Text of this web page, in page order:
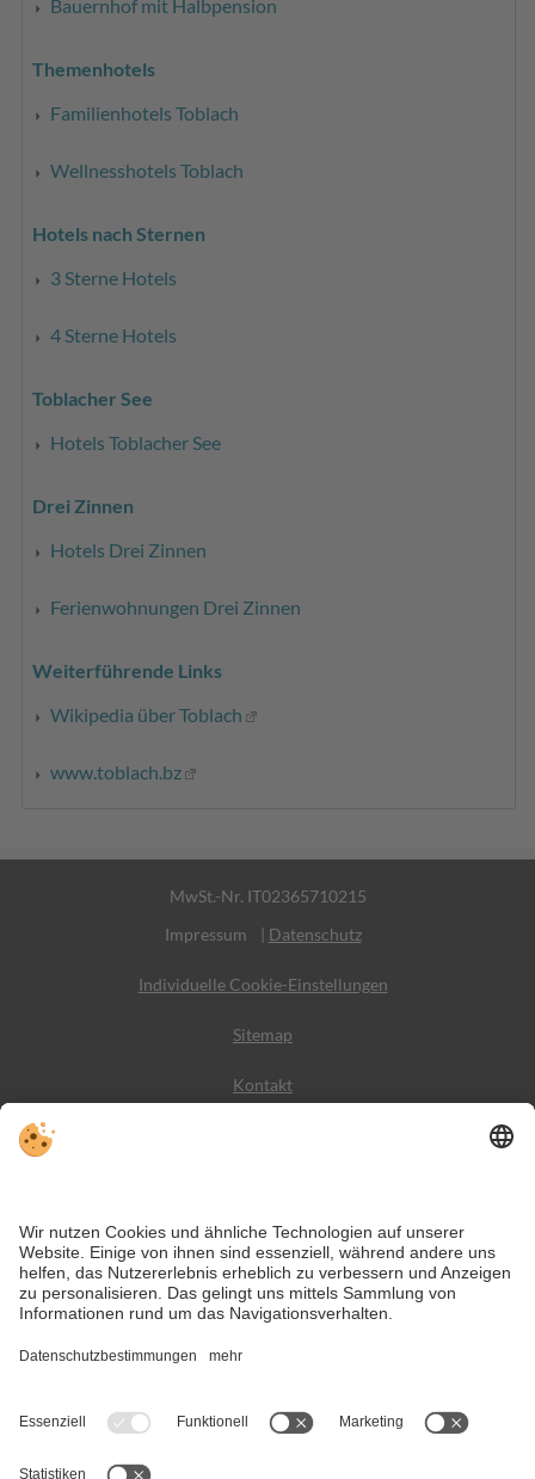
Bauernhof mit Halbpension
Themenhotels
Familienhotels Toblach
Wellnesshotels Toblach
Hotels nach Sternen
3 Sterne Hotels
4 Sterne Hotels
Toblacher See
Hotels Toblacher See
Drei Zinnen
Hotels Drei Zinnen
Ferienwohnungen Drei Zinnen
Weiterführende Links
Wikipedia über Toblach
www.toblach.bz
MwSt.-Nr. IT02365710215
Impressum
| Datenschutz
Individuelle Cookie-Einstellungen
Sitemap
Kontakt
VIVODolomiti ist das Reiseportal für unvergesslichen
Bergurlaub – mit Unterkünften und Angeboten in den
Dolomiten, im UNESCO Weltnaturerbe.
Trotz genauer Arbeit und ständigem Aktualisieren der Inhalte, können Fehler
auftreten. Wir übernehmen keine Gewähr für die Richtigkeit und
Vollständigkeit aller Informationen.